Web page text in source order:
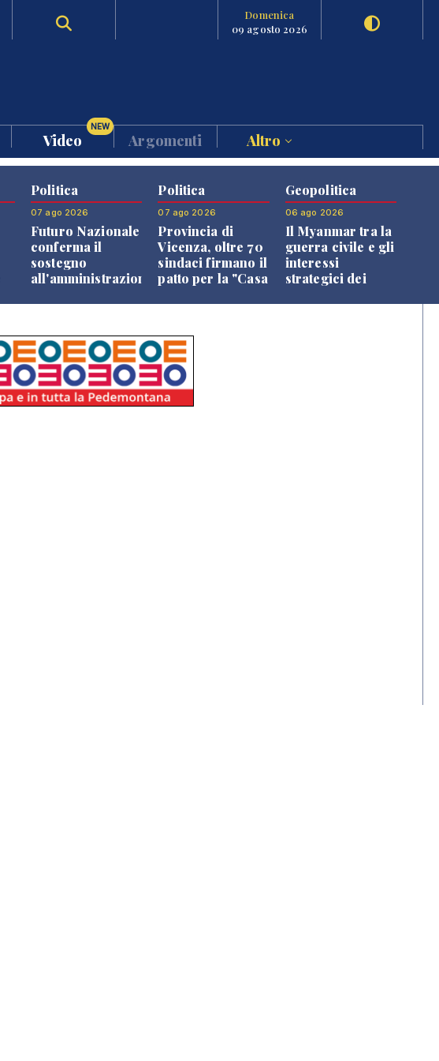
Domenica
09 agosto 2026
Video
NEW
Argomenti Altro
Politica
07 ago 2026
Futuro Nazionale
conferma il
sostegno
all'amministrazione
Politica
07 ago 2026
Provincia di
Vicenza, oltre 70
sindaci firmano il
patto per la "Casa
Geopolitica
06 ago 2026
Il Myanmar tra la
guerra civile e gli
interessi
strategici dei